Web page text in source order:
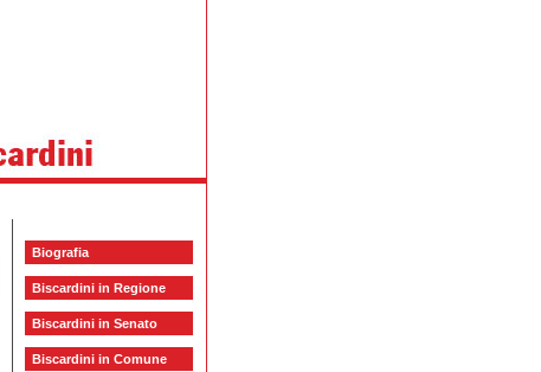
Biografia
Biscardini in Regione
Biscardini in Senato
Biscardini in Comune